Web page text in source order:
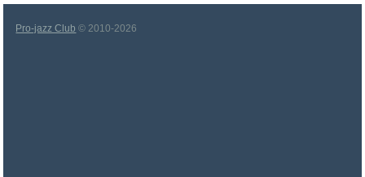
Pro-jazz Club © 2010-2026